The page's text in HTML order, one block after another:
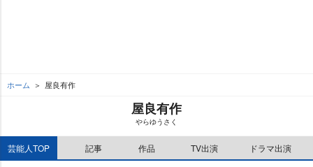
ホーム 屋良有作
屋良有作
らゆうさく
芸能人TOP 記事 作品 TV出演 ドラマ出演